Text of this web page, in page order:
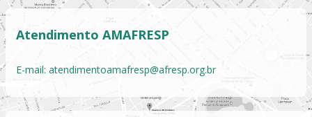
Atendimento AMAFRESP
E-mail: atendimentoamafresp@afresp.org.br